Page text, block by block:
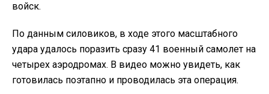
войск.
По данным силовиков, в ходе этого масштабного
удара удалось поразить сразу 41 военный самолет на
четырех аэродромах. В видео можно увидеть, как
готовилась поэтапно и проводилась эта операция.